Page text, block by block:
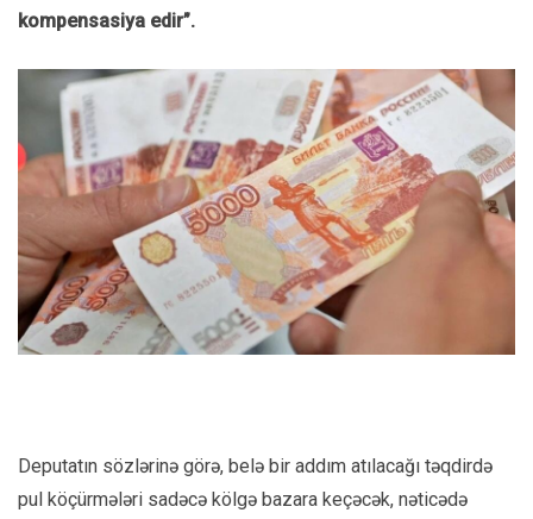
kompensasiya edir”.
Deputatın sözlərinə görə, belə bir addım atılacağı təqdirdə
pul köçürmələri sadəcə kölgə bazara keçəcək, nəticədə